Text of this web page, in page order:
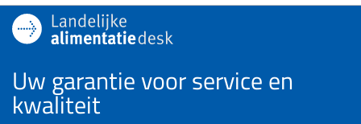
Uw garantie voor service en
kwaliteit